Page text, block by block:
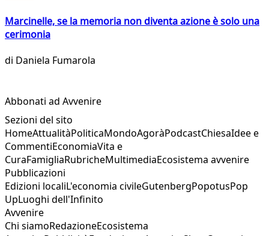
Marcinelle, se la memoria non diventa azione è solo una
cerimonia
di Daniela Fumarola
Abbonati ad Avvenire
Sezioni del sito
HomeAttualitàPoliticaMondoAgoràPodcastChiesaIdee e
CommentiEconomiaVita e
CuraFamigliaRubricheMultimediaEcosistema avvenire
Pubblicazioni
Edizioni localiL'economia civileGutenbergPopotusPop
UpLuoghi dell'Infinito
Avvenire
Chi siamoRedazioneEcosistema